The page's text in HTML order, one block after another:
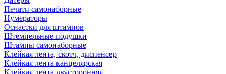
Печати самонаборные
Нумераторы
Оснастки для штампов
Штемпельные подушки
Штампы самонаборные
Клейкая лента, скотч, диспенсер
Клейкая лента канцелярская
Клейкая лента двусторонняя